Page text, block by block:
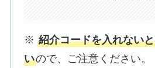
※紹介コードを入れない
いので、ご注意ください。